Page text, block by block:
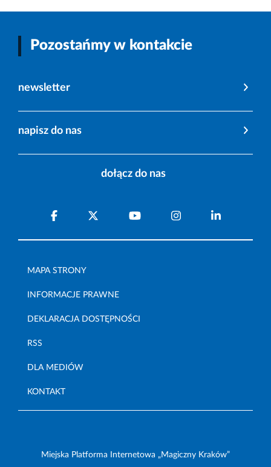
Pozostańmy w kontakcie
newsletter
napisz do nas
dołącz do nas
MAPA STRONY
INFORMACJE PRAWNE
DEKLARACJA DOSTĘPNOŚCI
RSS
DLA MEDIÓW
KONTAKT
Miejska Platforma Internetowa „Magiczny Kraków”